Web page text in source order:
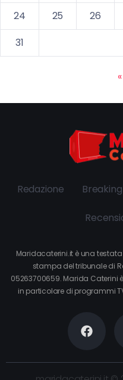
24
25 26
31
Redazione
Maridacaterini.it è una
stampa del tribunale di
05263700659. Marida Caterini
in particolare di programmi